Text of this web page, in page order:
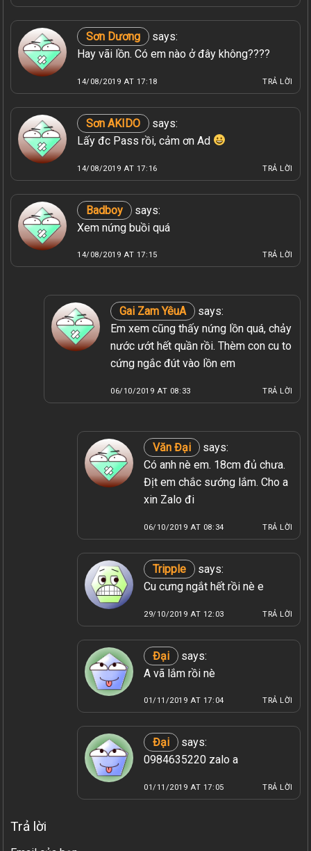
Sơn Dương
says:
Hay vãi lồn. Có em nào ở đây không????
14/08/2019 AT 17:18 TRẢ LỜI
Sơn AKIDO
says:
Lấy đc Pass rồi, cảm ơn Ad
14/08/2019 AT 17:16 TRẢ LỜI
Badboy
says:
Xem nứng buồi quá
14/08/2019 AT 17:15 TRẢ LỜI
Gai Zam YêuA
says:
Em xem cũng thấy nứng lồn quá, chảy
nước ướt hết quần rồi. Thèm con cu to
cứng ngắc đút vào lồn em
06/10/2019 AT 08:33 TRẢ LỜI
Văn Đại
says:
Có anh nè em. 18cm đủ chưa.
Địt em chắc sướng lắm. Cho a
xin Zalo đi
06/10/2019 AT 08:34 TRẢ LỜI
Tripple
says:
Cu cưng ngắt hết rồi nè e
29/10/2019 AT 12:03 TRẢ LỜI
Đại
says:
A vã lắm rồi nè
01/11/2019 AT 17:04 TRẢ LỜI
Đại
says:
0984635220 zalo a
01/11/2019 AT 17:05 TRẢ LỜI
Trả lời